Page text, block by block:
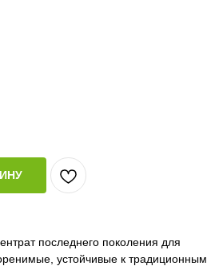
последнего поколения для
устойчивые к традиционным